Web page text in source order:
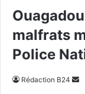
malfrats
Police
Rédaction B24